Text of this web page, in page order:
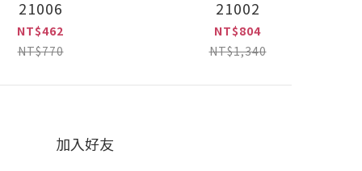
21006
NT$462
NT$770
21002
NT$804
NT$1,340
加入好友